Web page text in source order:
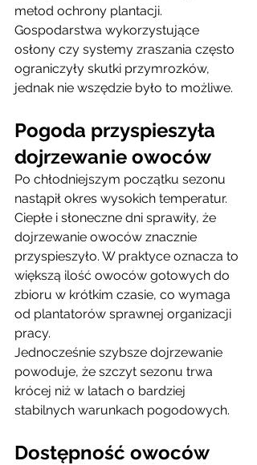
metod ochrony plantacji.
Gospodarstwa wykorzystujące
osłony czy systemy zraszania często
ograniczyły skutki przymrozków,
jednak nie wszędzie było to możliwe.
Pogoda przyspieszyła
dojrzewanie owoców
Po chłodniejszym początku sezonu
nastąpił okres wysokich temperatur.
Ciepłe i słoneczne dni sprawiły, że
dojrzewanie owoców znacznie
przyspieszyło. W praktyce oznacza to
większą ilość owoców gotowych do
zbioru w krótkim czasie, co wymaga
od plantatorów sprawnej organizacji
pracy.
Jednocześnie szybsze dojrzewanie
powoduje, że szczyt sezonu trwa
krócej niż w latach o bardziej
stabilnych warunkach pogodowych.
Dostępność owoców